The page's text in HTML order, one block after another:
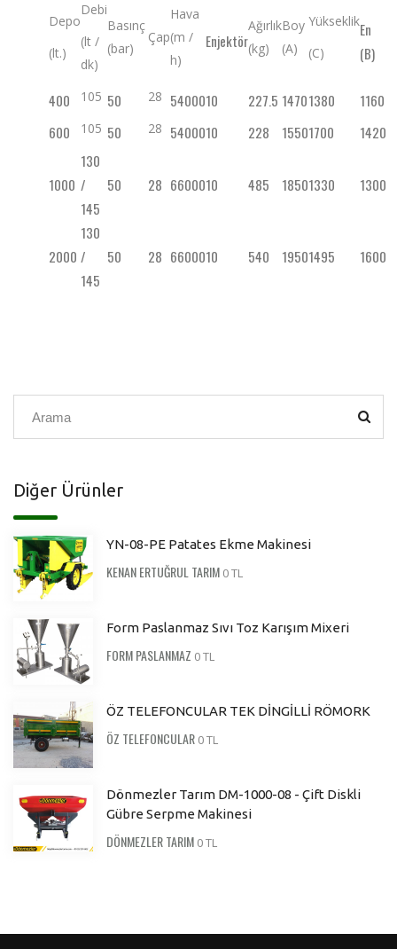
Depo
(lt.)
Debi
(lt /
dk)
Basınç
(bar)
Çap
Hava
(m /
h)
Enjektör
Ağırlık
(kg)
Boy
(A)
Yükseklik
(C)
En
(B)
400 105 50 28 5400010 227.5 14701380
1160
600
105 50 28 5400010 228 15501700 1420
1000
130
/
145
50 28 6600010 485 18501330 1300
2000
130
/
145
50 28 6600010 540 19501495 1600
Diğer Ürünler
YN-08-PE Patates Ekme Makinesi
KENAN ERTUĞRUL TARIM 0 TL
Form Paslanmaz Sıvı Toz Karışım Mixeri
FORM PASLANMAZ 0 TL
ÖZ TELEFONCULAR TEK DİNGİLLİ RÖMORK
ÖZ TELEFONCULAR 0 TL
Dönmezler Tarım DM-1000-08 - Çift Diskli
Gübre Serpme Makinesi
DÖNMEZLER TARIM 0 TL